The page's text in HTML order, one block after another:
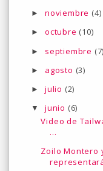
► noviembre (4)
► octubre (10)
► septiembre (7)
► agosto (3)
► julio (2)
▼ junio (6)
Video de
...
Zoilo Montero